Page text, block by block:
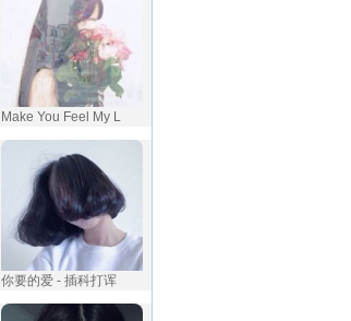
Make You Feel My L
你要的爱 - 插科打诨